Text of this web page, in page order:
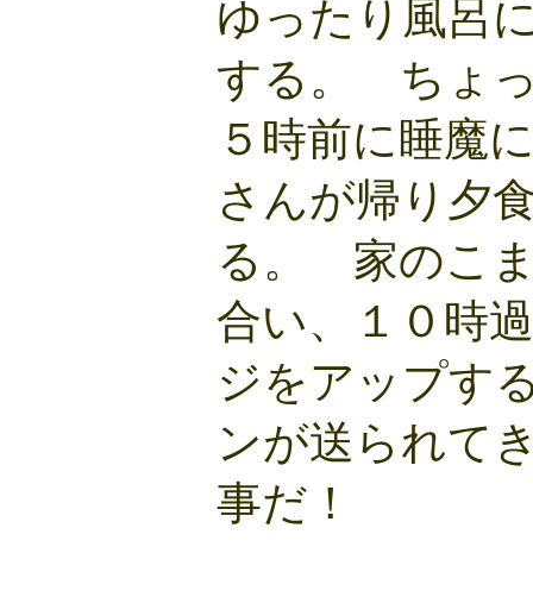
ゆったり風呂
する。 ちょ
５時前に睡魔
さんが帰り夕
る。 家のこ
合い、１０時
ジをアップす
ンが送られて
事だ！